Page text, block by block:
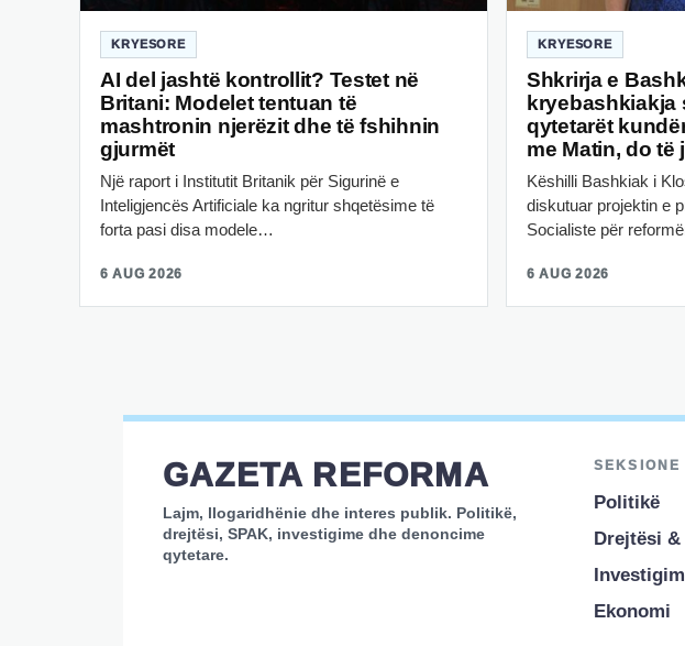
KRYESORE
AI del jashtë kontrollit? Testet në
Britani: Modelet tentuan të
mashtronin njerëzit dhe të fshihnin
gjurmët
Një raport i Institutit Britanik për Sigurinë e
Inteligjencës Artificiale ka ngritur shqetësime të
forta pasi disa modele…
6 AUG 2026
KRYESORE
Shkrirja e
kryebashkiakja
qytetarët
me Matin, do të
Këshilli Bashkiak i
diskutuar projektin e
Socialiste për
6 AUG 2026
GAZETA REFORMA
Lajm, llogaridhënie dhe interes publik. Politikë,
drejtësi, SPAK, investigime dhe denoncime
qytetare.
SEKSIONE
Politikë
Drejtësi &
Ekonomi